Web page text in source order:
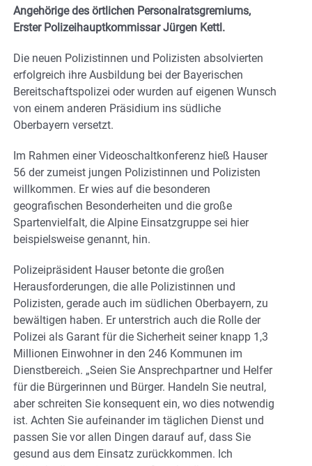
Angehörige des örtlichen Personalratsgremiums,
Erster Polizeihauptkommissar Jürgen Kettl.
Die neuen Polizistinnen und Polizisten absolvierten
erfolgreich ihre Ausbildung bei der Bayerischen
Bereitschaftspolizei oder wurden auf eigenen Wunsch
von einem anderen Präsidium ins südliche
Oberbayern versetzt.
Im Rahmen einer Videoschaltkonferenz hieß Hauser
56 der zumeist jungen Polizistinnen und Polizisten
willkommen. Er wies auf die besonderen
geografischen Besonderheiten und die große
Spartenvielfalt, die Alpine Einsatzgruppe sei hier
beispielsweise genannt, hin.
Polizeipräsident Hauser betonte die großen
Herausforderungen, die alle Polizistinnen und
Polizisten, gerade auch im südlichen Oberbayern, zu
bewältigen haben. Er unterstrich auch die Rolle der
Polizei als Garant für die Sicherheit seiner knapp 1,3
Millionen Einwohner in den 246 Kommunen im
Dienstbereich. „Seien Sie Ansprechpartner und Helfer
für die Bürgerinnen und Bürger. Handeln Sie neutral,
aber schreiten Sie konsequent ein, wo dies notwendig
ist. Achten Sie aufeinander im täglichen Dienst und
passen Sie vor allen Dingen darauf auf, dass Sie
gesund aus dem Einsatz zurückkommen. Ich